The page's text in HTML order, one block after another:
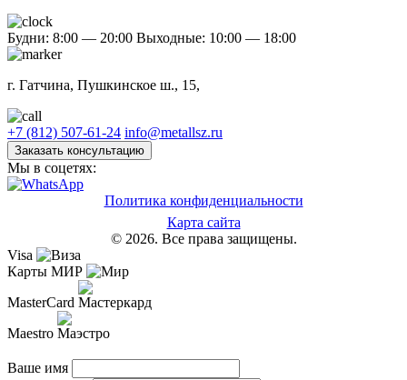
Будни: 8:00 — 20:00 Выходные: 10:00 — 18:00
г. Гатчина, Пушкинское ш., 15,
+7 (812) 507-61-24 info@metallsz.ru
Заказать консультацию
Мы в соцетях:
Политика конфиденциальности
Карта сайта
© 2026. Все права защищены.
Visa
Карты МИР
MasterCard
Maestro
Ваше имя